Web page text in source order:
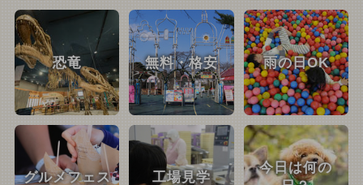
恐竜 無料・格安 雨の日OK
グルメフェス 工場見学
今日は何の